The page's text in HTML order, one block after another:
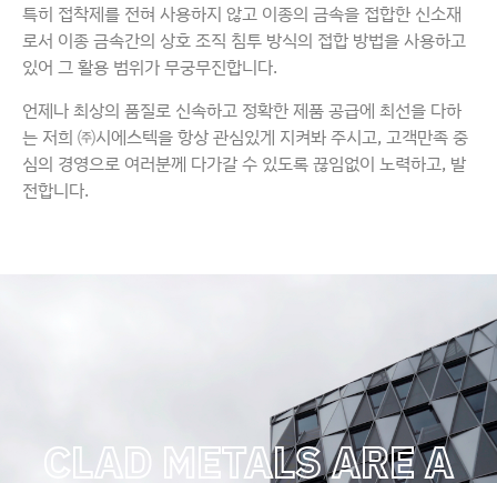
특히 접착제를 전혀 사용하지 않고 이종의 금속을 접합한 신소재
로서 이종 금속간의 상호 조직 침투 방식의 접합 방법을 사용하고
있어 그 활용 범위가 무궁무진합니다.
언제나 최상의 품질로 신속하고 정확한 제품 공급에 최선을 다하
는 저희 ㈜시에스텍을 항상 관심있게 지켜봐 주시고, 고객만족 중
심의 경영으로 여러분께 다가갈 수 있도록 끊임없이 노력하고, 발
전합니다.
CLAD METALS ARE A